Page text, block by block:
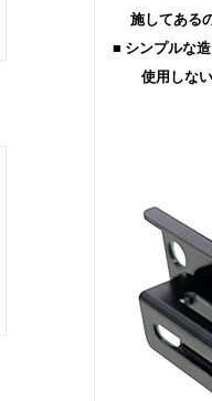
施してある
■ シンプルな
使用しない